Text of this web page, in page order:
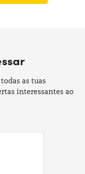
as tuas
interessantes ao